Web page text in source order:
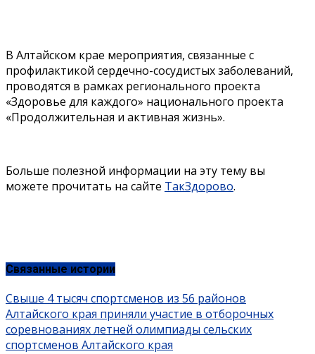
В Алтайском крае мероприятия, связанные с
профилактикой сердечно-сосудистых заболеваний,
проводятся в рамках регионального проекта
«Здоровье для каждого» национального проекта
«Продолжительная и активная жизнь».
Больше полезной информации на эту тему вы
можете прочитать на сайте ТакЗдорово.
Связанные истории
Свыше 4 тысяч спортсменов из 56 районов
Алтайского края приняли участие в отборочных
соревнованиях летней олимпиады сельских
спортсменов Алтайского края